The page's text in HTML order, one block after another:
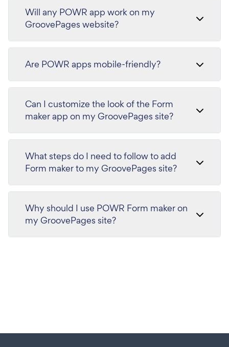
Will any POWR app work on my
GroovePages website?
Are POWR apps mobile-friendly?
Can I customize the look of the Form
maker app on my GroovePages site?
What steps do I need to follow to add
Form maker to my GroovePages site?
Why should I use POWR Form maker on
my GroovePages site?